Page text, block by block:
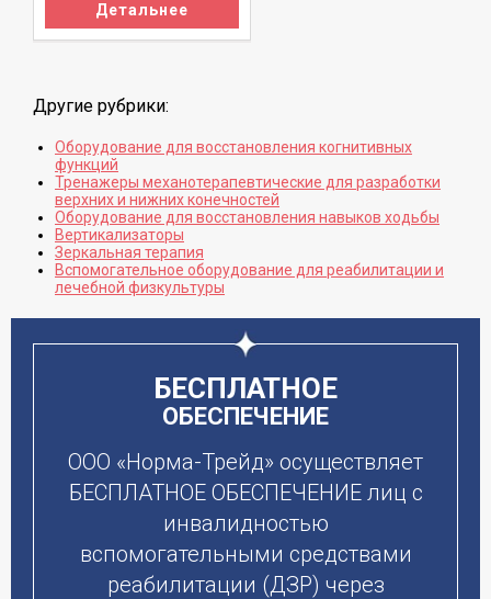
Детальнее
Другие рубрики:
Оборудование для восстановления когнитивных
функций
Тренажеры механотерапевтические для разработки
верхних и нижних конечностей
Оборудование для восстановления навыков ходьбы
Вертикализаторы
Зеркальная терапия
Вспомогательное оборудование для реабилитации и
лечебной физкультуры
БЕСПЛАТНОЕ
ОБЕСПЕЧЕНИЕ
ООО «Норма-Трейд» осуществляет
БЕСПЛАТНОЕ ОБЕСПЕЧЕНИЕ лиц с
инвалидностью
вспомогательными средствами
реабилитации (ДЗР) через